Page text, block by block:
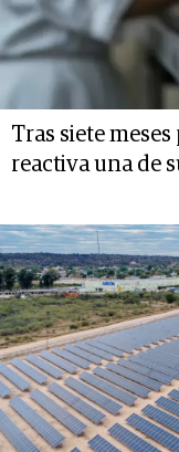
Tras siete
reactiva una de